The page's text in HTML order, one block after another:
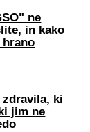
ne
in kako
hrano
ki
jim ne